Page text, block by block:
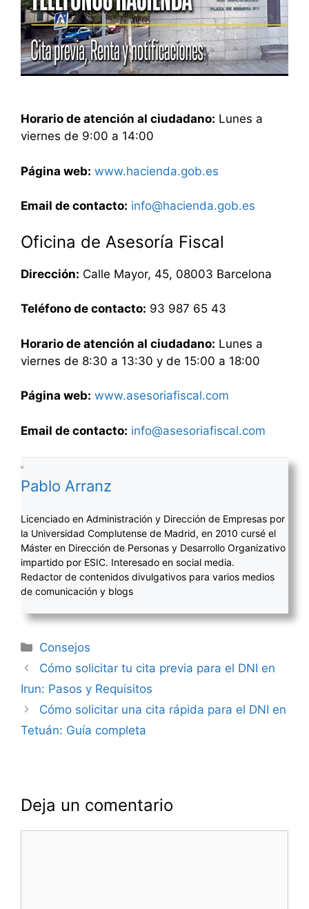
Horario de atención al ciudadano: Lunes a
viernes de 9:00 a 14:00
Página web: www.hacienda.gob.es
Email de contacto: info@hacienda.gob.es
Oficina de Asesoría Fiscal
Dirección: Calle Mayor, 45, 08003 Barcelona
Teléfono de contacto: 93 987 65 43
Horario de atención al ciudadano: Lunes a
viernes de 8:30 a 13:30 y de 15:00 a 18:00
Página web: www.asesoriafiscal.com
Email de contacto: info@asesoriafiscal.com
Pablo Arranz
Licenciado en Administración y Dirección de Empresas por
la Universidad Complutense de Madrid, en 2010 cursé el
Máster en Dirección de Personas y Desarrollo Organizativo
impartido por ESIC. Interesado en social media.
Redactor de contenidos divulgativos para varios medios
de comunicación y blogs
Categorías
Consejos
Navegación
de
Cómo solicitar tu cita previa para el DNI en
Irun: Pasos y Requisitos
Cómo solicitar una cita rápida para el DNI en
Tetuán: Guía completa
Deja un comentario